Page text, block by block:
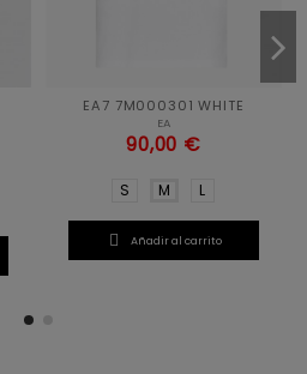
EA7 7M000301 WHITE
EA
90,00 €
S M L
 Añadir al carrito